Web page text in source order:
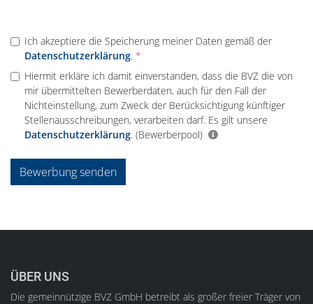
Ich akzeptiere die Speicherung meiner Daten gemäß der
Datenschutzerklärung.
Hiermit erkläre ich damit einverstanden, dass die BVZ die von
mir übermittelten Bewerberdaten, auch für den Fall der
Nichteinstellung, zum Zweck der Berücksichtigung künftiger
Stellenausschreibungen, verarbeiten darf. Es gilt unsere
Datenschutzerklärung. (Bewerberpool)
Bewerbung senden
ÜBER UNS
Die gemeinnützige BVZ GmbH betreibt als großer freier Träger von